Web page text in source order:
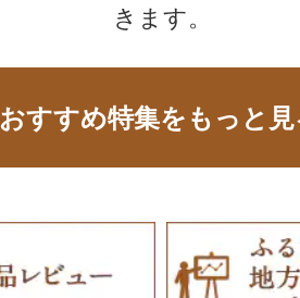
きます。
おすすめ特集をもっと